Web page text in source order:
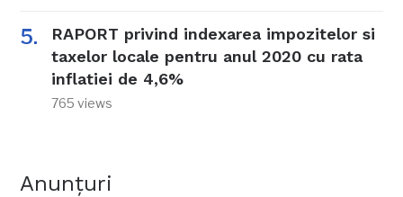
RAPORT privind indexarea impozitelor si
taxelor locale pentru anul 2020 cu rata
inflatiei de 4,6%
765 views
Anunțuri